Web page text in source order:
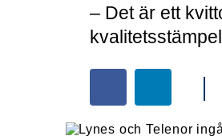
– Det är ett